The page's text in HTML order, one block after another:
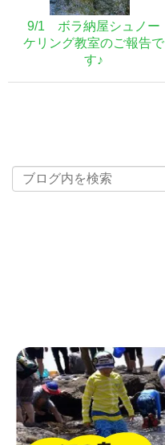
9/1 ボラ納屋シュノー
ケリング教室のご報告で
す♪